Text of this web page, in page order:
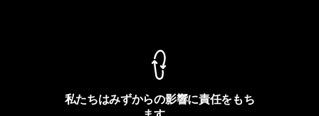
私たちはみずからの影響に責任をもち